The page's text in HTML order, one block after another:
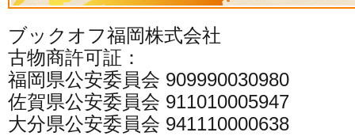
ブックオフ福岡株式会社
古物商許可証：
福岡県公安委員会 909990030980
佐賀県公安委員会 911010005947
大分県公安委員会 941110000638